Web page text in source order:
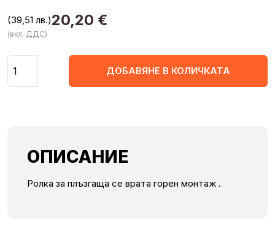
20,20 €
(39,51 лв.)
(вкл. ДДС)
ДОБАВЯНЕ В КОЛИЧКАТА
ОПИСАНИЕ
Ролка за плъзгаща се врата горен монтаж .